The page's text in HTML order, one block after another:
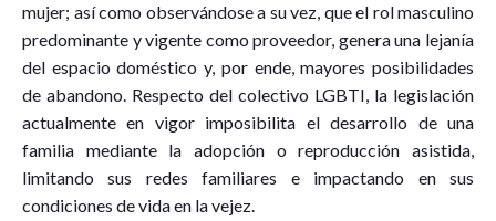
mujer; así como observándose a su vez, que el rol masculino
predominante y vigente como proveedor, genera una lejanía
del espacio doméstico y, por ende, mayores posibilidades
de abandono. Respecto del colectivo LGBTI, la legislación
actualmente en vigor imposibilita el desarrollo de una
familia mediante la adopción o reproducción asistida,
limitando sus redes familiares e impactando en sus
condiciones de vida en la vejez.